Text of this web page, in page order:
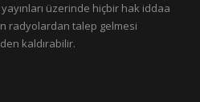
üzerinde hiçbir hak iddaa
radyolardan talep gelmesi
kaldırabilir.